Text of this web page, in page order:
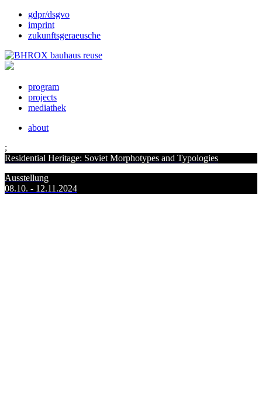
gdpr/dsgvo
imprint
zukunftsgeraeusche
program
projects
mediathek
about
;
Residential Heritage: Soviet Morphotypes and Typologies
Ausstellung
08.10. - 12.11.2024